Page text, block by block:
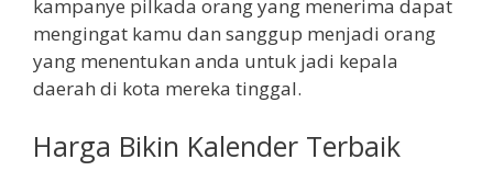
kampanye pilkada orang yang menerima dapat
mengingat kamu dan sanggup menjadi orang
yang menentukan anda untuk jadi kepala
daerah di kota mereka tinggal.
Harga Bikin Kalender Terbaik